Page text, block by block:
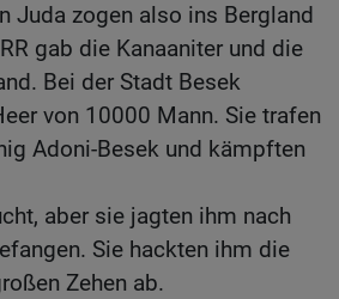
Juda zogen also ins Bergland
gab die Kanaaniter und die
Bei der Stadt Besek
von 10000 Mann. Sie trafen
Adoni-Besek und kämpften
aber sie jagten ihm nach
Sie hackten ihm die
Zehen ab.